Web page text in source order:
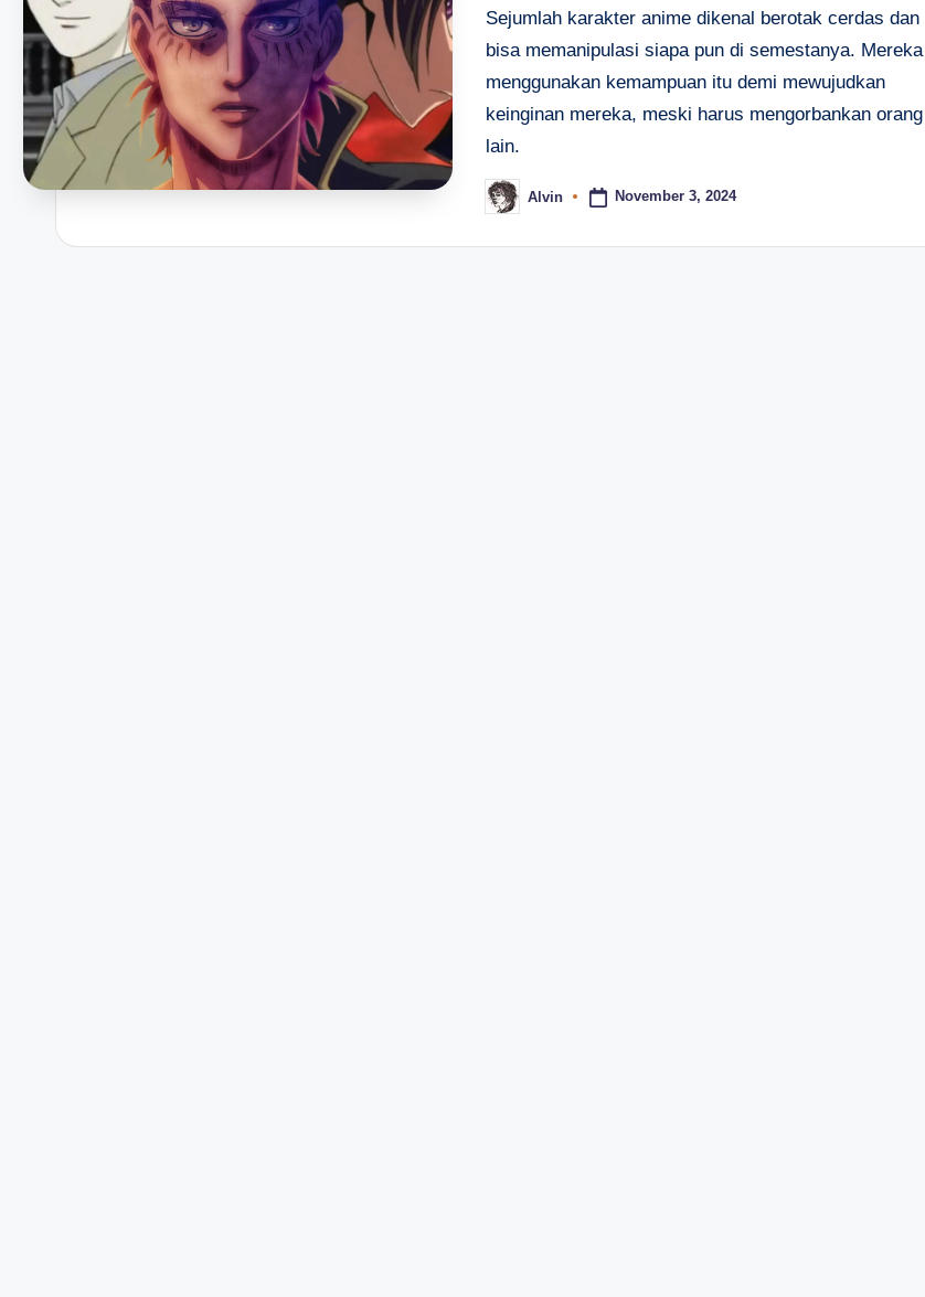
Sejumlah karakter anime dikenal berotak cerdas dan
bisa memanipulasi siapa pun di semestanya. Mereka
menggunakan kemampuan itu demi mewujudkan
keinginan mereka, meski harus mengorbankan orang
lain.
Posted
by
Alvin November 3, 2024